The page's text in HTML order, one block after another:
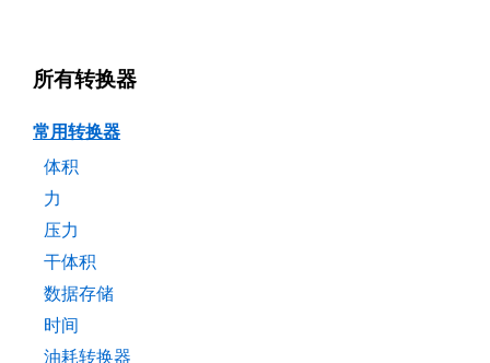
所有转换器
常用转换器
体积
力
压力
干体积
数据存储
时间
油耗转换器